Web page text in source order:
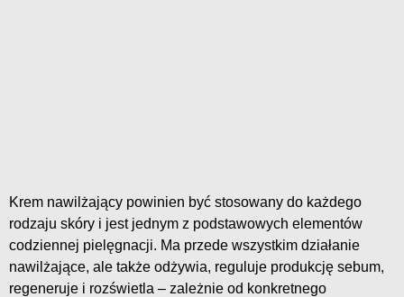
Krem nawilżający powinien być stosowany do każdego
rodzaju skóry i jest jednym z podstawowych elementów
codziennej pielęgnacji. Ma przede wszystkim działanie
nawilżające, ale także odżywia, reguluje produkcję sebum,
regeneruje i rozświetla – zależnie od konkretnego